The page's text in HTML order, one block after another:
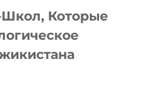
Школ, Которые